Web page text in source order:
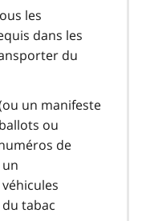
les
dans les
du
un manifeste
ou
de
tabac